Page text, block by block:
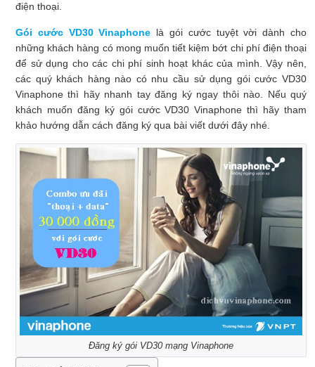
điện thoại.
Gói cước VD30 Vinaphone là gói cước tuyệt vời dành cho
những khách hàng có mong muốn tiết kiệm bớt chi phí điện thoại
để sử dụng cho các chi phí sinh hoạt khác của mình. Vậy nên,
các quý khách hàng nào có nhu cầu sử dụng gói cước VD30
Vinaphone thì hãy nhanh tay đăng ký ngay thôi nào. Nếu quý
khách muốn đăng ký gói cước VD30 Vinaphone thì hãy tham
khảo hướng dẫn cách đăng ký qua bài viết dưới đây nhé.
Đăng ký gói VD30 mạng Vinaphone